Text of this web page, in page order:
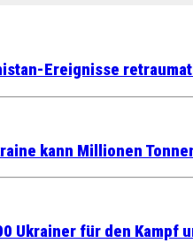
Ereignisse
kann Millionen
Ukrainer für den Kampf